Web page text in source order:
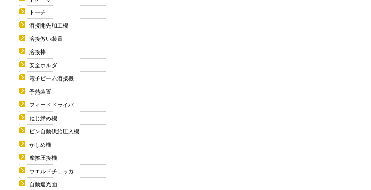
トーチ
溶接開先加工機
溶接倣い装置
溶接棒
安全ホルダ
電子ビーム溶接機
予熱装置
フィードドライバ
ねじ締め機
ピン自動供給圧入機
かしめ機
摩擦圧接機
ウエルドチェッカ
自動遮光面